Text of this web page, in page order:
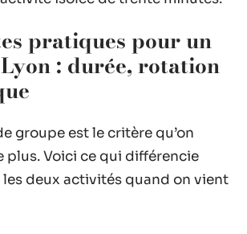
pratiques pour un
: durée, rotation
groupe est le critère qu’on
plus. Voici ce qui différencie
deux activités quand on vient